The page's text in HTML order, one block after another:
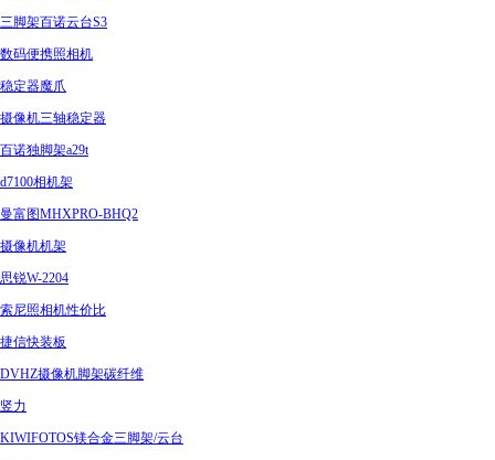
三脚架百诺云台S3
数码便携照相机
稳定器魔爪
摄像机三轴稳定器
百诺独脚架a29t
d7100相机架
曼富图MHXPRO-BHQ2
摄像机机架
思锐W-2204
索尼照相机性价比
捷信快装板
DVHZ摄像机脚架碳纤维
竖力
KIWIFOTOS镁合金三脚架/云台